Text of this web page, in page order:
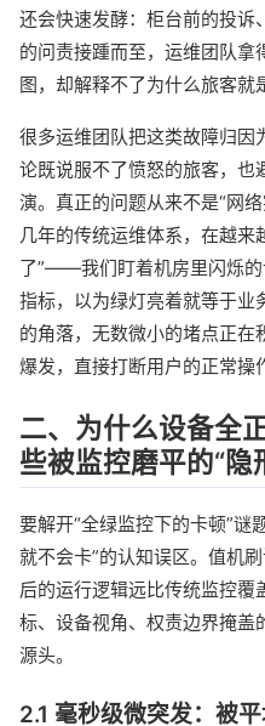
还会快速发酵：柜台前的投诉
的问责接踵而至，运维团队拿
图，却解释不了为什么旅客就
很多运维团队把这类故障归因
论既说服不了愤怒的旅客，也
演。真正的问题从来不是“网
几年的传统运维体系，在越来
了”——我们盯着机房里闪烁
指标，以为绿灯亮着就等于业
的角落，无数微小的堵点正在
爆发，直接打断用户的正常操
二、为什么设备全
些被监控磨平的“隐
要解开“全绿监控下的卡顿”谜
就不会卡”的认知误区。值机
后的运行逻辑远比传统监控
标、设备视角、权责边界掩盖
源头。
2.1 毫秒级微突发：被